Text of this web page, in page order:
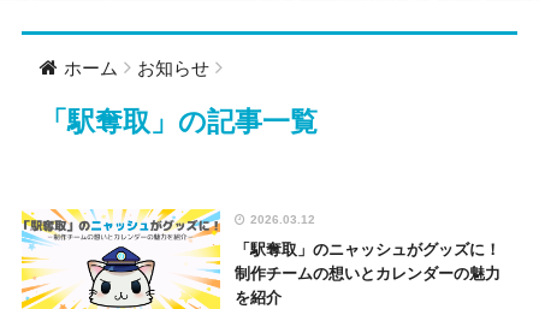
ホーム お知らせ
「駅奪取 」の記事一覧
2026.03.12
「駅奪取」のニャッシュがグッズに！
制作チームの想いとカレンダーの魅力
を紹介